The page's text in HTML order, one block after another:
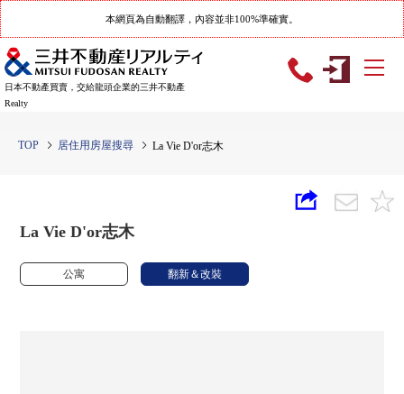
本網頁為自動翻譯，內容並非100%準確實。
日本不動產買賣，交給龍頭企業的三井不動產
Realty
TOP 居住用房屋搜尋 La Vie D'or志木
La Vie D'or志木
公寓 翻新＆改裝